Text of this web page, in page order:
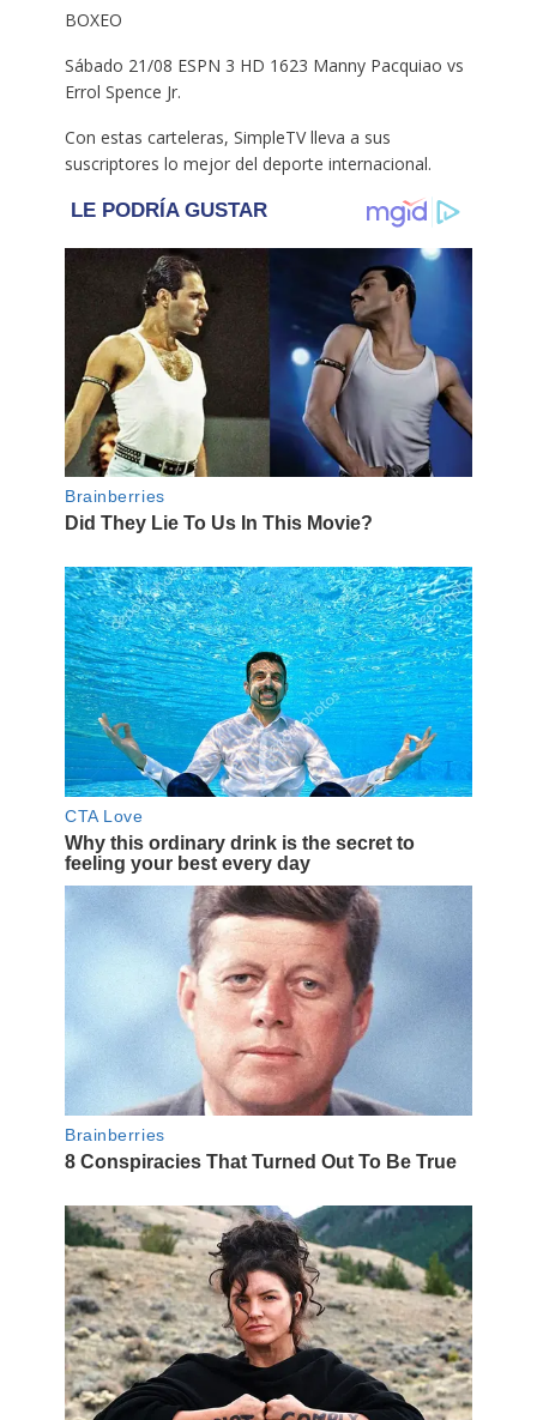
BOXEO
Sábado 21/08 ESPN 3 HD 1623 Manny Pacquiao vs
Errol Spence Jr.
Con estas carteleras, SimpleTV lleva a sus
suscriptores lo mejor del deporte internacional.